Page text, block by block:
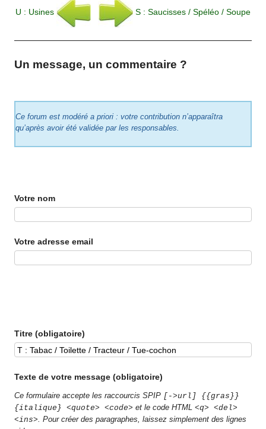
U : Usines S : Saucisses / Spéléo / Soupe
Un message, un commentaire ?
Ce forum est modéré a priori : votre contribution n’apparaîtra
qu’après avoir été validée par les responsables.
Votre nom
Votre adresse email
Titre (obligatoire)
Texte de votre message (obligatoire)
Ce formulaire accepte les raccourcis SPIP [->url] {{gras}}
{italique} <quote> <code> et le code HTML<q> <del>
<ins> . Pour créer des paragraphes, laissez simplement des lignes